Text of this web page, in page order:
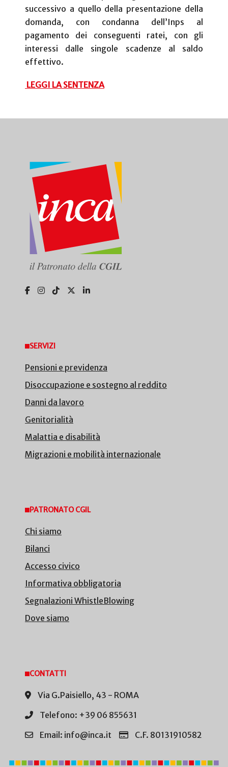
successivo a quello della presentazione della
domanda, con condanna dell’Inps al
pagamento dei conseguenti ratei, con gli
interessi dalle singole scadenze al saldo
effettivo.
LEGGI LA SENTENZA
SERVIZI
Pensioni e previdenza
Disoccupazione e sostegno al reddito
Danni da lavoro
Genitorialità
Malattia e disabilità
Migrazioni e mobilità internazionale
PATRONATO CGIL
Chi siamo
Bilanci
Accesso civico
Informativa obbligatoria
Segnalazioni WhistleBlowing
Dove siamo
CONTATTI
Via G.Paisiello, 43 - ROMA
Telefono: +39 06 855631
Email: info@inca.it
C.F. 80131910582